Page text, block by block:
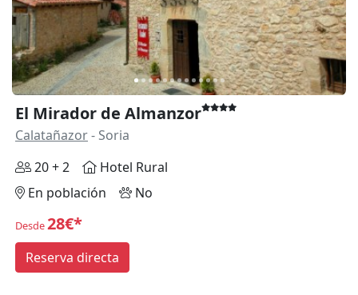
El Mirador de Almanzor
Calatañazor- Soria
20 + 2
Hotel Rural
En población
No
Desde28€*
Reserva directa